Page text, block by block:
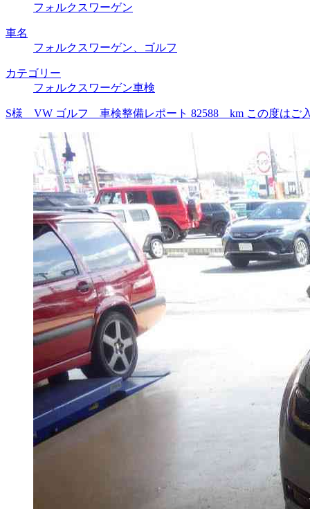
フォルクスワーゲン
車名
フォルクスワーゲン、ゴルフ
カテゴリー
フォルクスワーゲン車検
S様 VW ゴルフ 車検整備レポート 82588 km この度はご